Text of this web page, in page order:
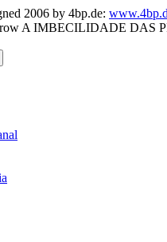
2006 by 4bp.de:
A IMBECILIDADE DAS